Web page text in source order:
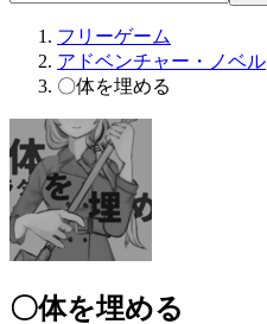
フリーゲーム
アドベンチャー・ノベル
〇体を埋める
〇体を埋める